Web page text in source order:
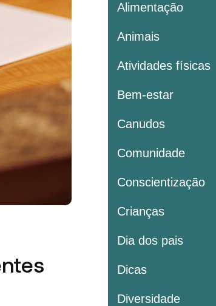
Alimentação
Animais
Atividades físicas
Bem-estar
Canudos
Comunidade
Conscientização
Crianças
Dia dos pais
Dicas
Diversidade